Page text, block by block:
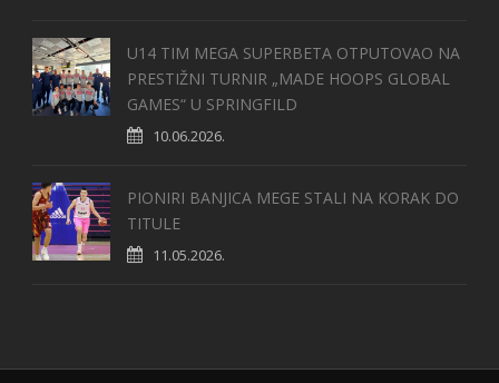
U14 TIM MEGA SUPERBETA OTPUTOVAO NA
PRESTIŽNI TURNIR „MADE HOOPS GLOBAL
GAMES“ U SPRINGFILD
10.06.2026.
PIONIRI BANJICA MEGE STALI NA KORAK DO
TITULE
11.05.2026.